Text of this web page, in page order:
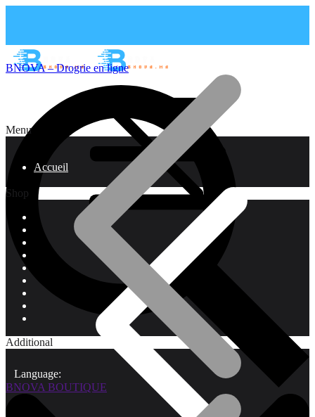
Menu
Accueil
Shop
Additional
Language:
BNOVA – Drogrie en ligne
BNOVA BOUTIQUE